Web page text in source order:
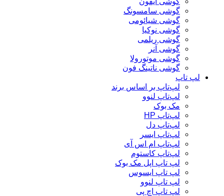
گوشی سامسونگ
گوشی شیائومی
گوشی نوکیا
گوشی ریلمی
گوشی آنر
گوشی موتورولا
گوشی ناتینگ فون
لپ تاپ
لپ‌تاپ بر اساس برند
لپ‌تاپ لنوو
مک بوک
لپ‌تاپ HP
لپ‌تاپ دل
لپ‌تاپ ایسر
لپ‌تاپ ام اس آی
لپ‌تاپ کاستوم
لپ تاپ اپل مک بوک
لپ تاپ ایسوس
لپ تاپ لنوو
لپ تاپ اچ پی